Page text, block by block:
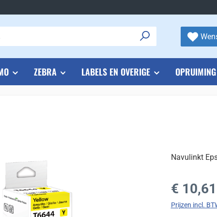
ZEBRA LABELS EN OVERIGE OPRUIMING
Navulinkt
Normale prijs:
€ 10,61
Prijzen incl.